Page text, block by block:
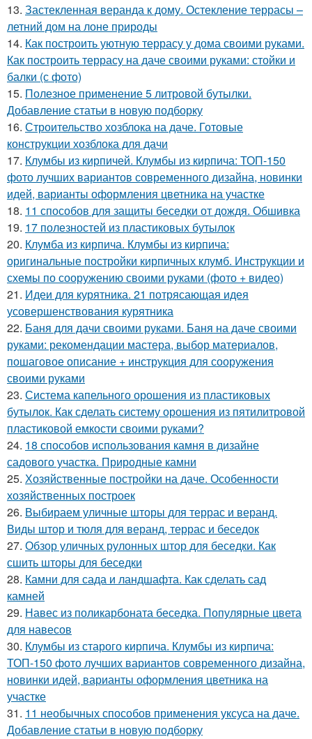
13. Застекленная веранда к дому. Остекление террасы –
летний дом на лоне природы
14. Как построить уютную террасу у дома своими руками.
Как построить террасу на даче своими руками: стойки и
балки (с фото)
15. Полезное применение 5 литровой бутылки.
Добавление статьи в новую подборку
16. Строительство хозблока на даче. Готовые
конструкции хозблока для дачи
17. Клумбы из кирпичей. Клумбы из кирпича: ТОП-150
фото лучших вариантов современного дизайна, новинки
идей, варианты оформления цветника на участке
18. 11 способов для защиты беседки от дождя. Обшивка
19. 17 полезностей из пластиковых бутылок
20. Клумба из кирпича. Клумбы из кирпича:
оригинальные постройки кирпичных клумб. Инструкции и
схемы по сооружению своими руками (фото + видео)
21. Идеи для курятника. 21 потрясающая идея
усовершенствования курятника
22. Баня для дачи своими руками. Баня на даче своими
руками: рекомендации мастера, выбор материалов,
пошаговое описание + инструкция для сооружения
своими руками
23. Система капельного орошения из пластиковых
бутылок. Как сделать систему орошения из пятилитровой
пластиковой емкости своими руками?
24. 18 способов использования камня в дизайне
садового участка. Природные камни
25. Хозяйственные постройки на даче. Особенности
хозяйственных построек
26. Выбираем уличные шторы для террас и веранд.
Виды штор и тюля для веранд, террас и беседок
27. Обзор уличных рулонных штор для беседки. Как
сшить шторы для беседки
28. Камни для сада и ландшафта. Как сделать сад
камней
29. Навес из поликарбоната беседка. Популярные цвета
для навесов
30. Клумбы из старого кирпича. Клумбы из кирпича:
ТОП-150 фото лучших вариантов современного дизайна,
новинки идей, варианты оформления цветника на
участке
31. 11 необычных способов применения уксуса на даче.
Добавление статьи в новую подборку